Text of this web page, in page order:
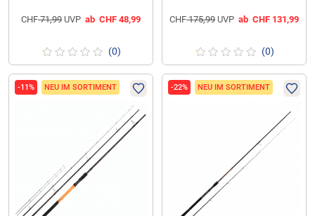
CHF71,99 UVP ab CHF 48,99
(0)
CHF175,99 UVP ab CHF 131,99
(0)
-11% NEU IM SORTIMENT -22% NEU IM SORTIMENT